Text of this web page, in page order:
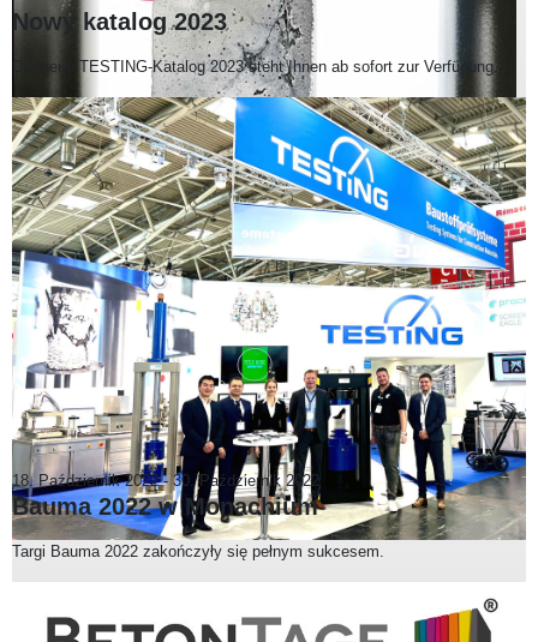
Nowy katalog 2023
Der neue TESTING-Katalog 2023 steht Ihnen ab sofort zur Verfügung.
18. Październik 2022-30. Październik 2022
Bauma 2022 w Monachium
Targi Bauma 2022 zakończyły się pełnym sukcesem.